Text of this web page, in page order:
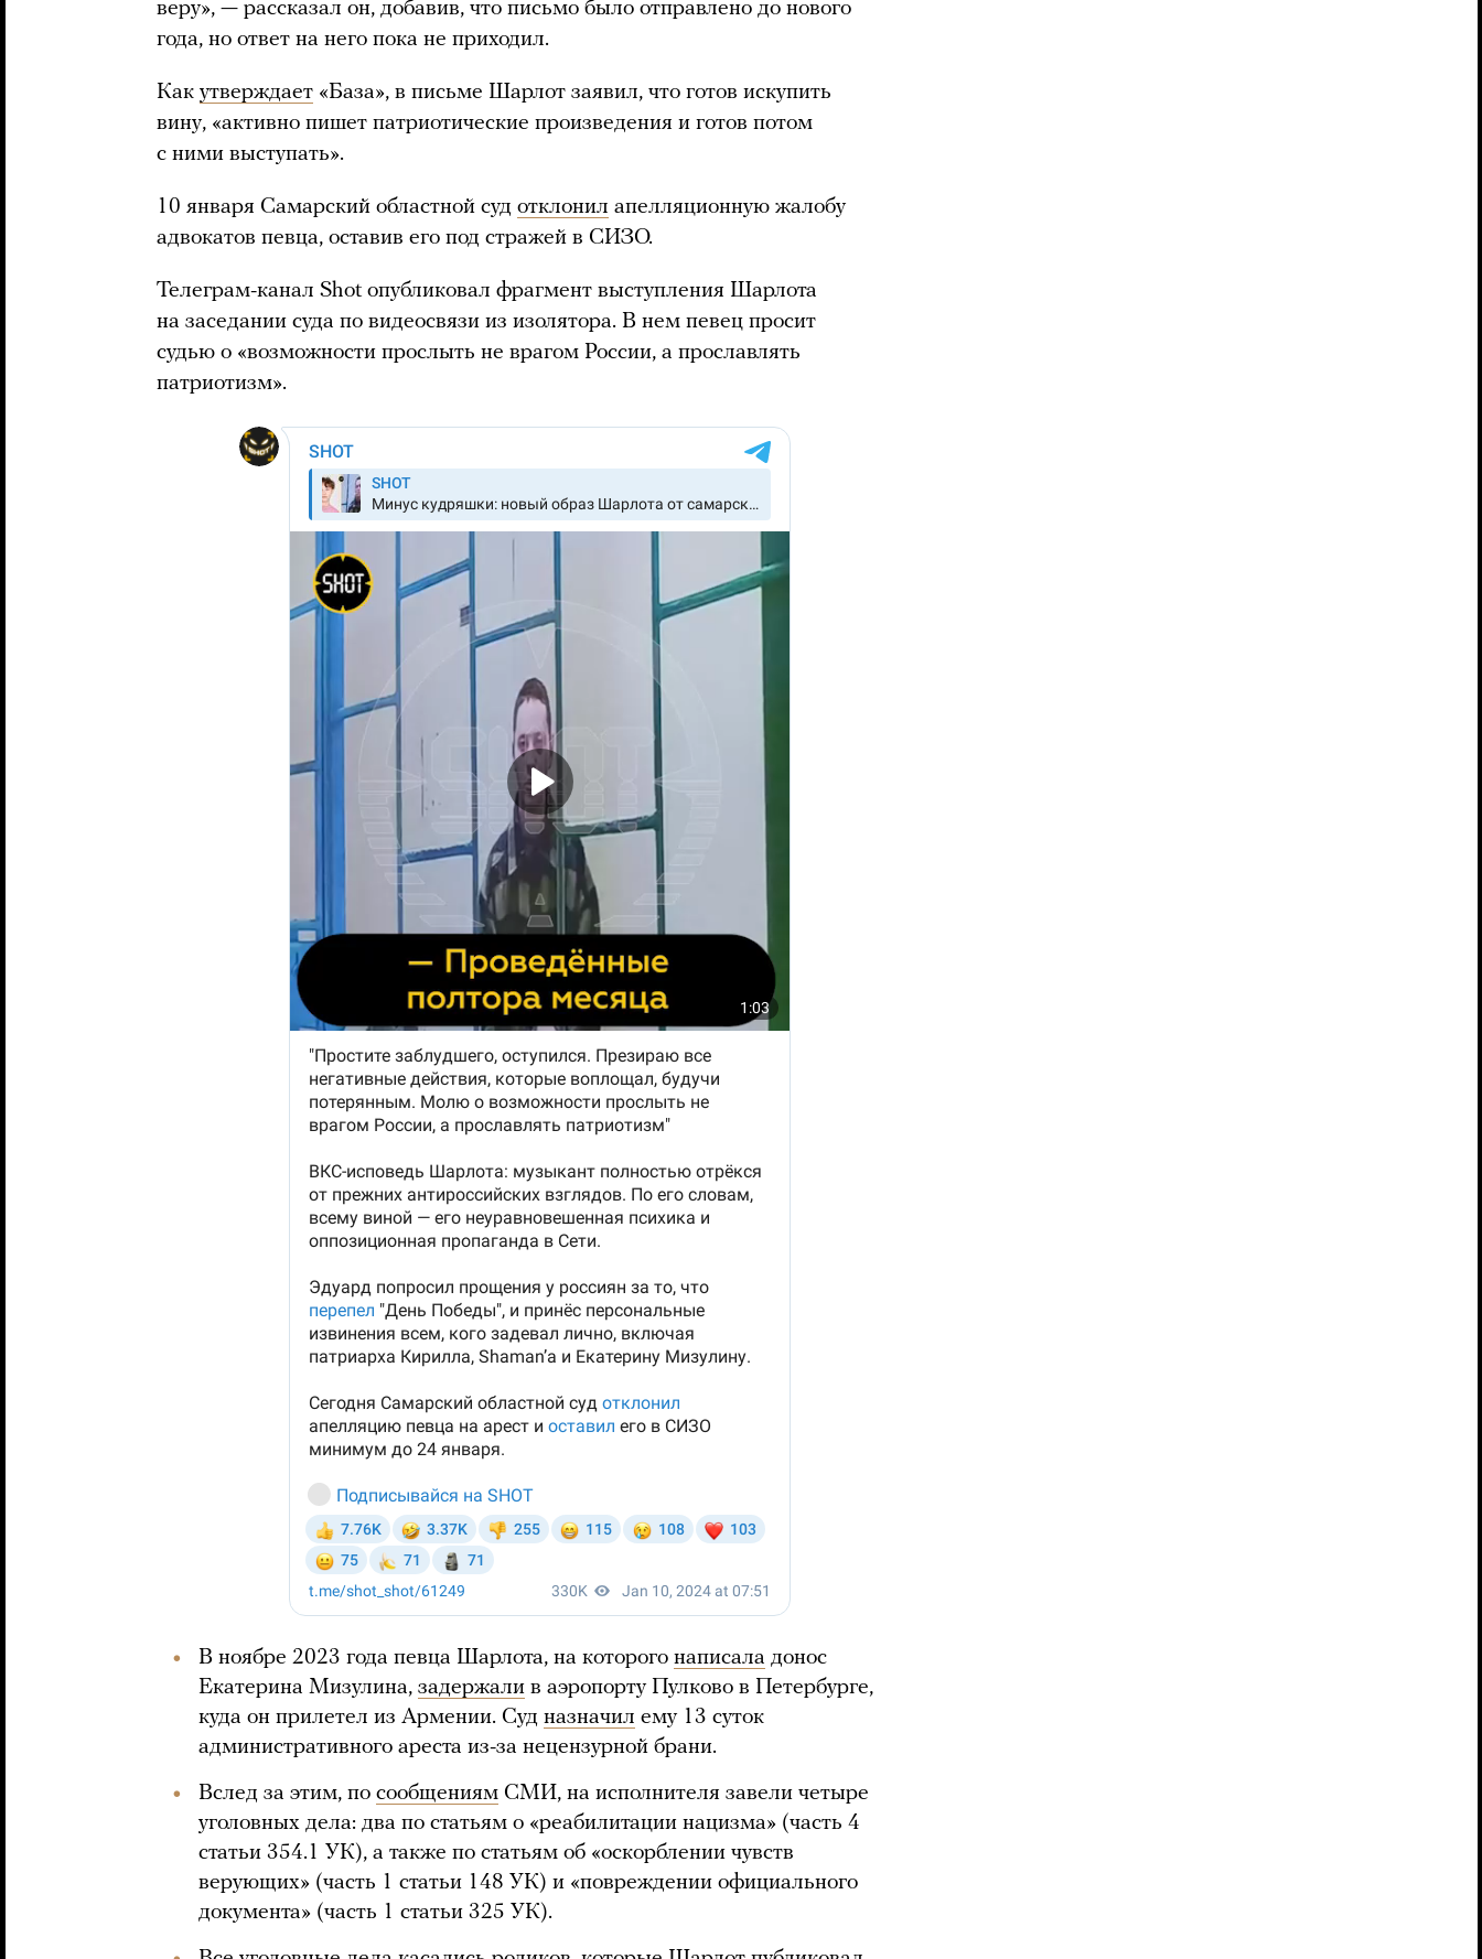
веру», — рассказал он, добавив, что письмо было отправлено до нового
года, но ответ на него пока не приходил.
Как утверждает «База», в письме Шарлот заявил, что готов искупить
вину, «активно пишет патриотические произведения и готов потом
с ними выступать».
10 января Самарский областной суд отклонил апелляционную жалобу
адвокатов певца, оставив его под стражей в СИЗО.
Телеграм-канал Shot опубликовал фрагмент выступления Шарлота
на заседании суда по видеосвязи из изолятора. В нем певец просит
судью о «возможности прослыть не врагом России, а прославлять
патриотизм».
В ноябре 2023 года певца Шарлота, на которого написала донос
Екатерина Мизулина, задержали в аэропорту Пулково в Петербурге,
куда он прилетел из Армении. Суд назначил ему 13 суток
административного ареста из-за нецензурной брани.
Вслед за этим, по сообщениям СМИ, на исполнителя завели четыре
уголовных дела: два по статьям о «реабилитации нацизма» (часть 4
статьи 354.1 УК), а также по статьям об «оскорблении чувств
верующих» (часть 1 статьи 148 УК) и «повреждении официального
документа» (часть 1 статьи 325 УК).